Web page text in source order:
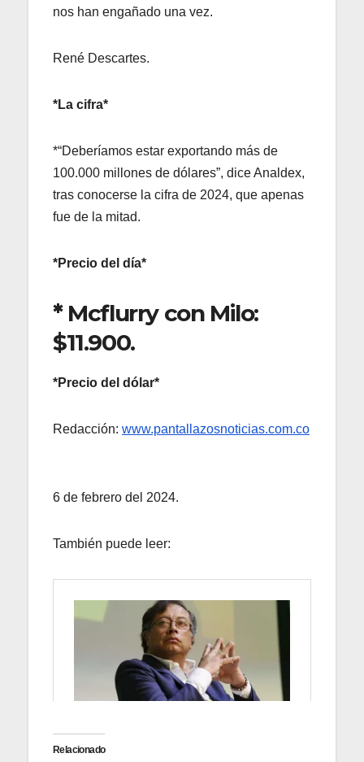
nos han engañado una vez.
René Descartes.
*La cifra*
*“Deberíamos estar exportando más de
100.000 millones de dólares”, dice Analdex,
tras conocerse la cifra de 2024, que apenas
fue de la mitad.
*Precio del día*
* Mcflurry con Milo:
$11.900.
*Precio del dólar*
Redacción: www.pantallazosnoticias.com.co
6 de febrero del 2024.
También puede leer:
Relacionado